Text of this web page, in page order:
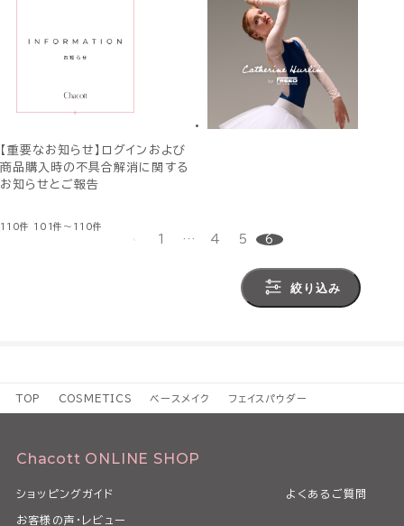
【重要なお知らせ】ログインおよび
商品購入時の不具合解消に関する
お知らせとご報告
110件 101件～110件
1 … 4 5 6
絞り込み
TOP COSMETICS ベースメイク フェイスパウダー
Chacott ONLINE SHOP
ショッピングガイド よくあるご質問
お客様の声・レビュー